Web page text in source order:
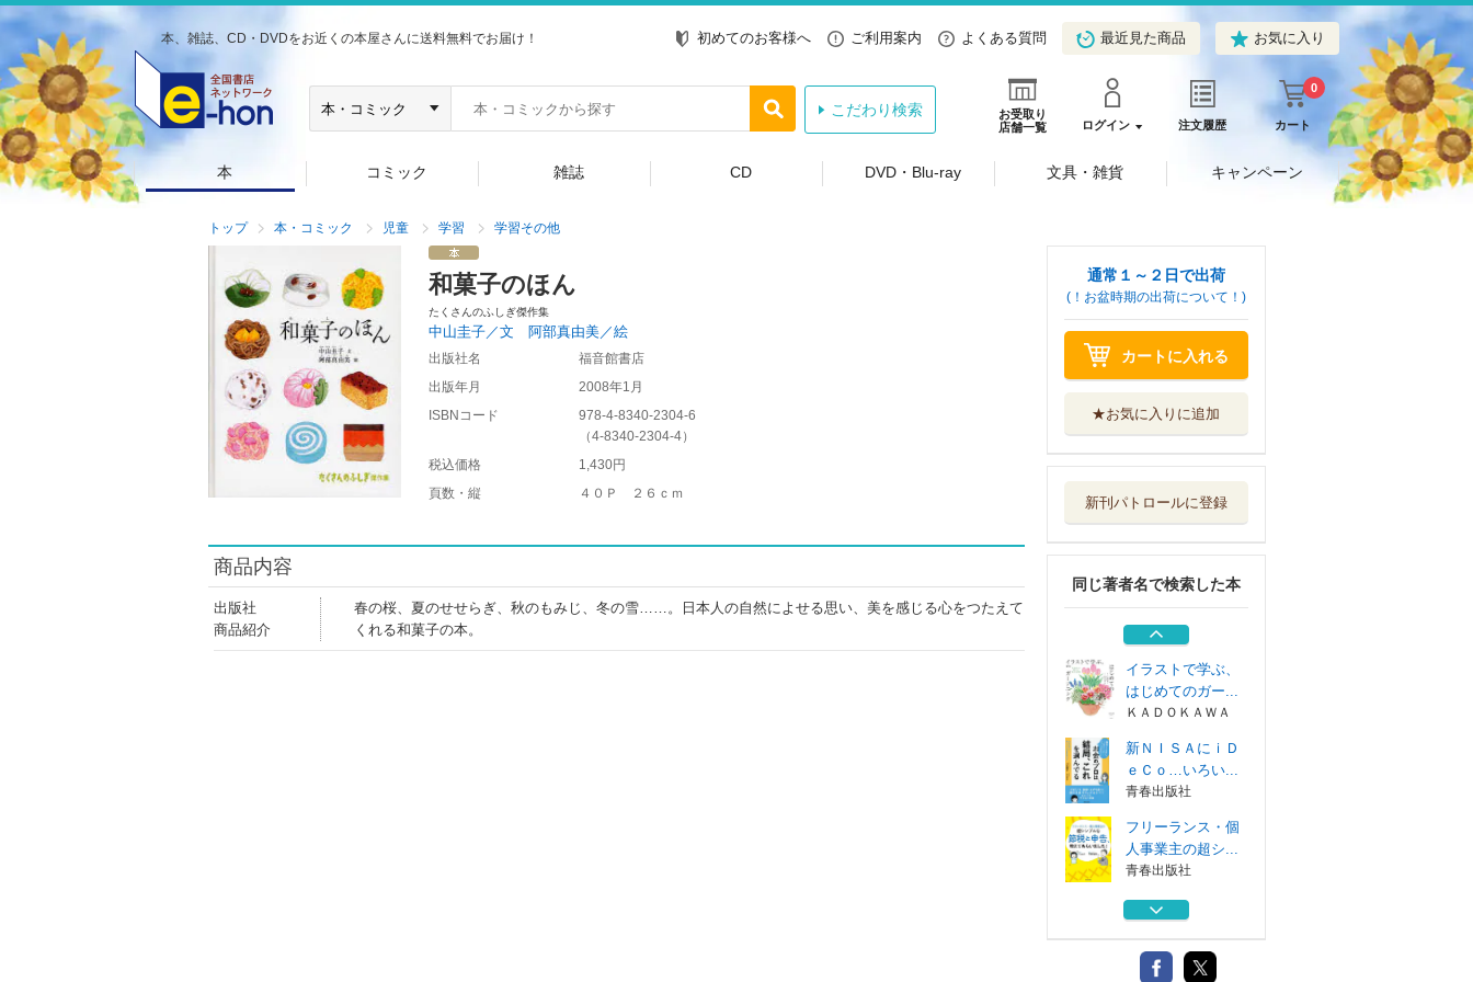
本、雑誌、CD・DVDをお近くの本屋さんに送料無料でお届け！ 初めてのお客様へ ご利用案内 よくある質問 最近見た商品 お気に入り
お受取り
店舗一覧
ログイン 注文履歴 カート
0
こだわり検索
本 コミック 雑誌 CD DVD・Blu-ray 文具・雑貨 キャンペーン
トップ 本・コミック 児童 学習 学習その他
和菓子のほん
たくさんのふしぎ傑作集
中山圭子／文 阿部真由美／絵
出版社名
福音館書店
出版年月
2008年1月
ISBNコード
978-4-8340-2304-6
（4-8340-2304-4）
税込価格
1,430円
頁数・縦
４０Ｐ ２６ｃｍ
商品内容
出版社
商品紹介
春の桜、夏のせせらぎ、秋のもみじ、冬の雪……。日本人の自然によせる思い、美を感じる心をつたえて
くれる和菓子の本。
通常１～２日で出荷
(！お盆時期の出荷について！)
カートに入れる
★お気に入りに追加
新刊パトロールに登録
同じ著者名で検索した本
フリーランス・個
人事業主の超シ...
どんなはながさく
コクヨ
いろんなおやさい
どこになる？
コクヨ
イラストで学ぶ、
はじめてのガー...
ＫＡＤＯＫＡＷＡ
新ＮＩＳＡにｉＤ
ｅＣｏ…いろい...
青春出版社
フリーランス・個
人事業主の超シ...
青春出版社
どんなはながさく
コクヨ